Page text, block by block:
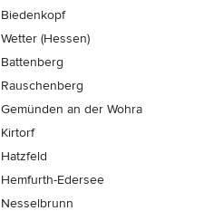
Biedenkopf
Wetter (Hessen)
Battenberg
Rauschenberg
Gemünden an der Wohra
Kirtorf
Hatzfeld
Hemfurth-Edersee
Nesselbrunn